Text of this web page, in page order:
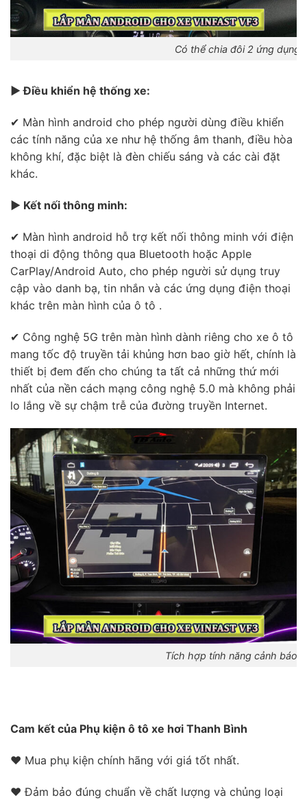
Có thể chia đôi 2 ứng dụng
▶ Điều khiển hệ thống xe:
✔ Màn hình android cho phép người dùng điều khiển
các tính năng của xe như hệ thống âm thanh, điều hòa
không khí, đặc biệt là đèn chiếu sáng và các cài đặt
khác.
▶ Kết nối thông minh:
✔ Màn hình android hỗ trợ kết nối thông minh với điện
thoại di động thông qua Bluetooth hoặc Apple
CarPlay/Android Auto, cho phép người sử dụng truy
cập vào danh bạ, tin nhắn và các ứng dụng điện thoại
khác trên màn hình của ô tô .
✔ Công nghệ 5G trên màn hình dành riêng cho xe ô tô
mang tốc độ truyền tải khủng hơn bao giờ hết, chính là
thiết bị đem đến cho chúng ta tất cả những thứ mới
nhất của nền cách mạng công nghệ 5.0 mà không phải
lo lắng về sự chậm trễ của đường truyền Internet.
Tích hợp tính năng cảnh báo
Cam kết của Phụ kiện ô tô xe hơi Thanh Bình
❤ Mua phụ kiện chính hãng với giá tốt nhất.
❤ Đảm bảo đúng chuẩn về chất lượng và chủng loại